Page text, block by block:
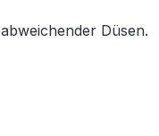
Düsen.